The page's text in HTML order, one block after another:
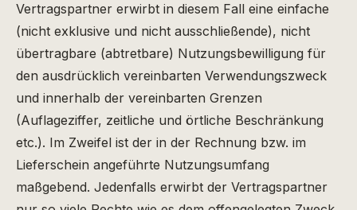
Vertragspartner erwirbt in diesem Fall eine einfache
(nicht exklusive und nicht ausschließende), nicht
übertragbare (abtretbare) Nutzungsbewilligung für
den ausdrücklich vereinbarten Verwendungszweck
und innerhalb der vereinbarten Grenzen
(Auflageziffer, zeitliche und örtliche Beschränkung
etc.). Im Zweifel ist der in der Rechnung bzw. im
Lieferschein angeführte Nutzungsumfang
maßgebend. Jedenfalls erwirbt der Vertragspartner